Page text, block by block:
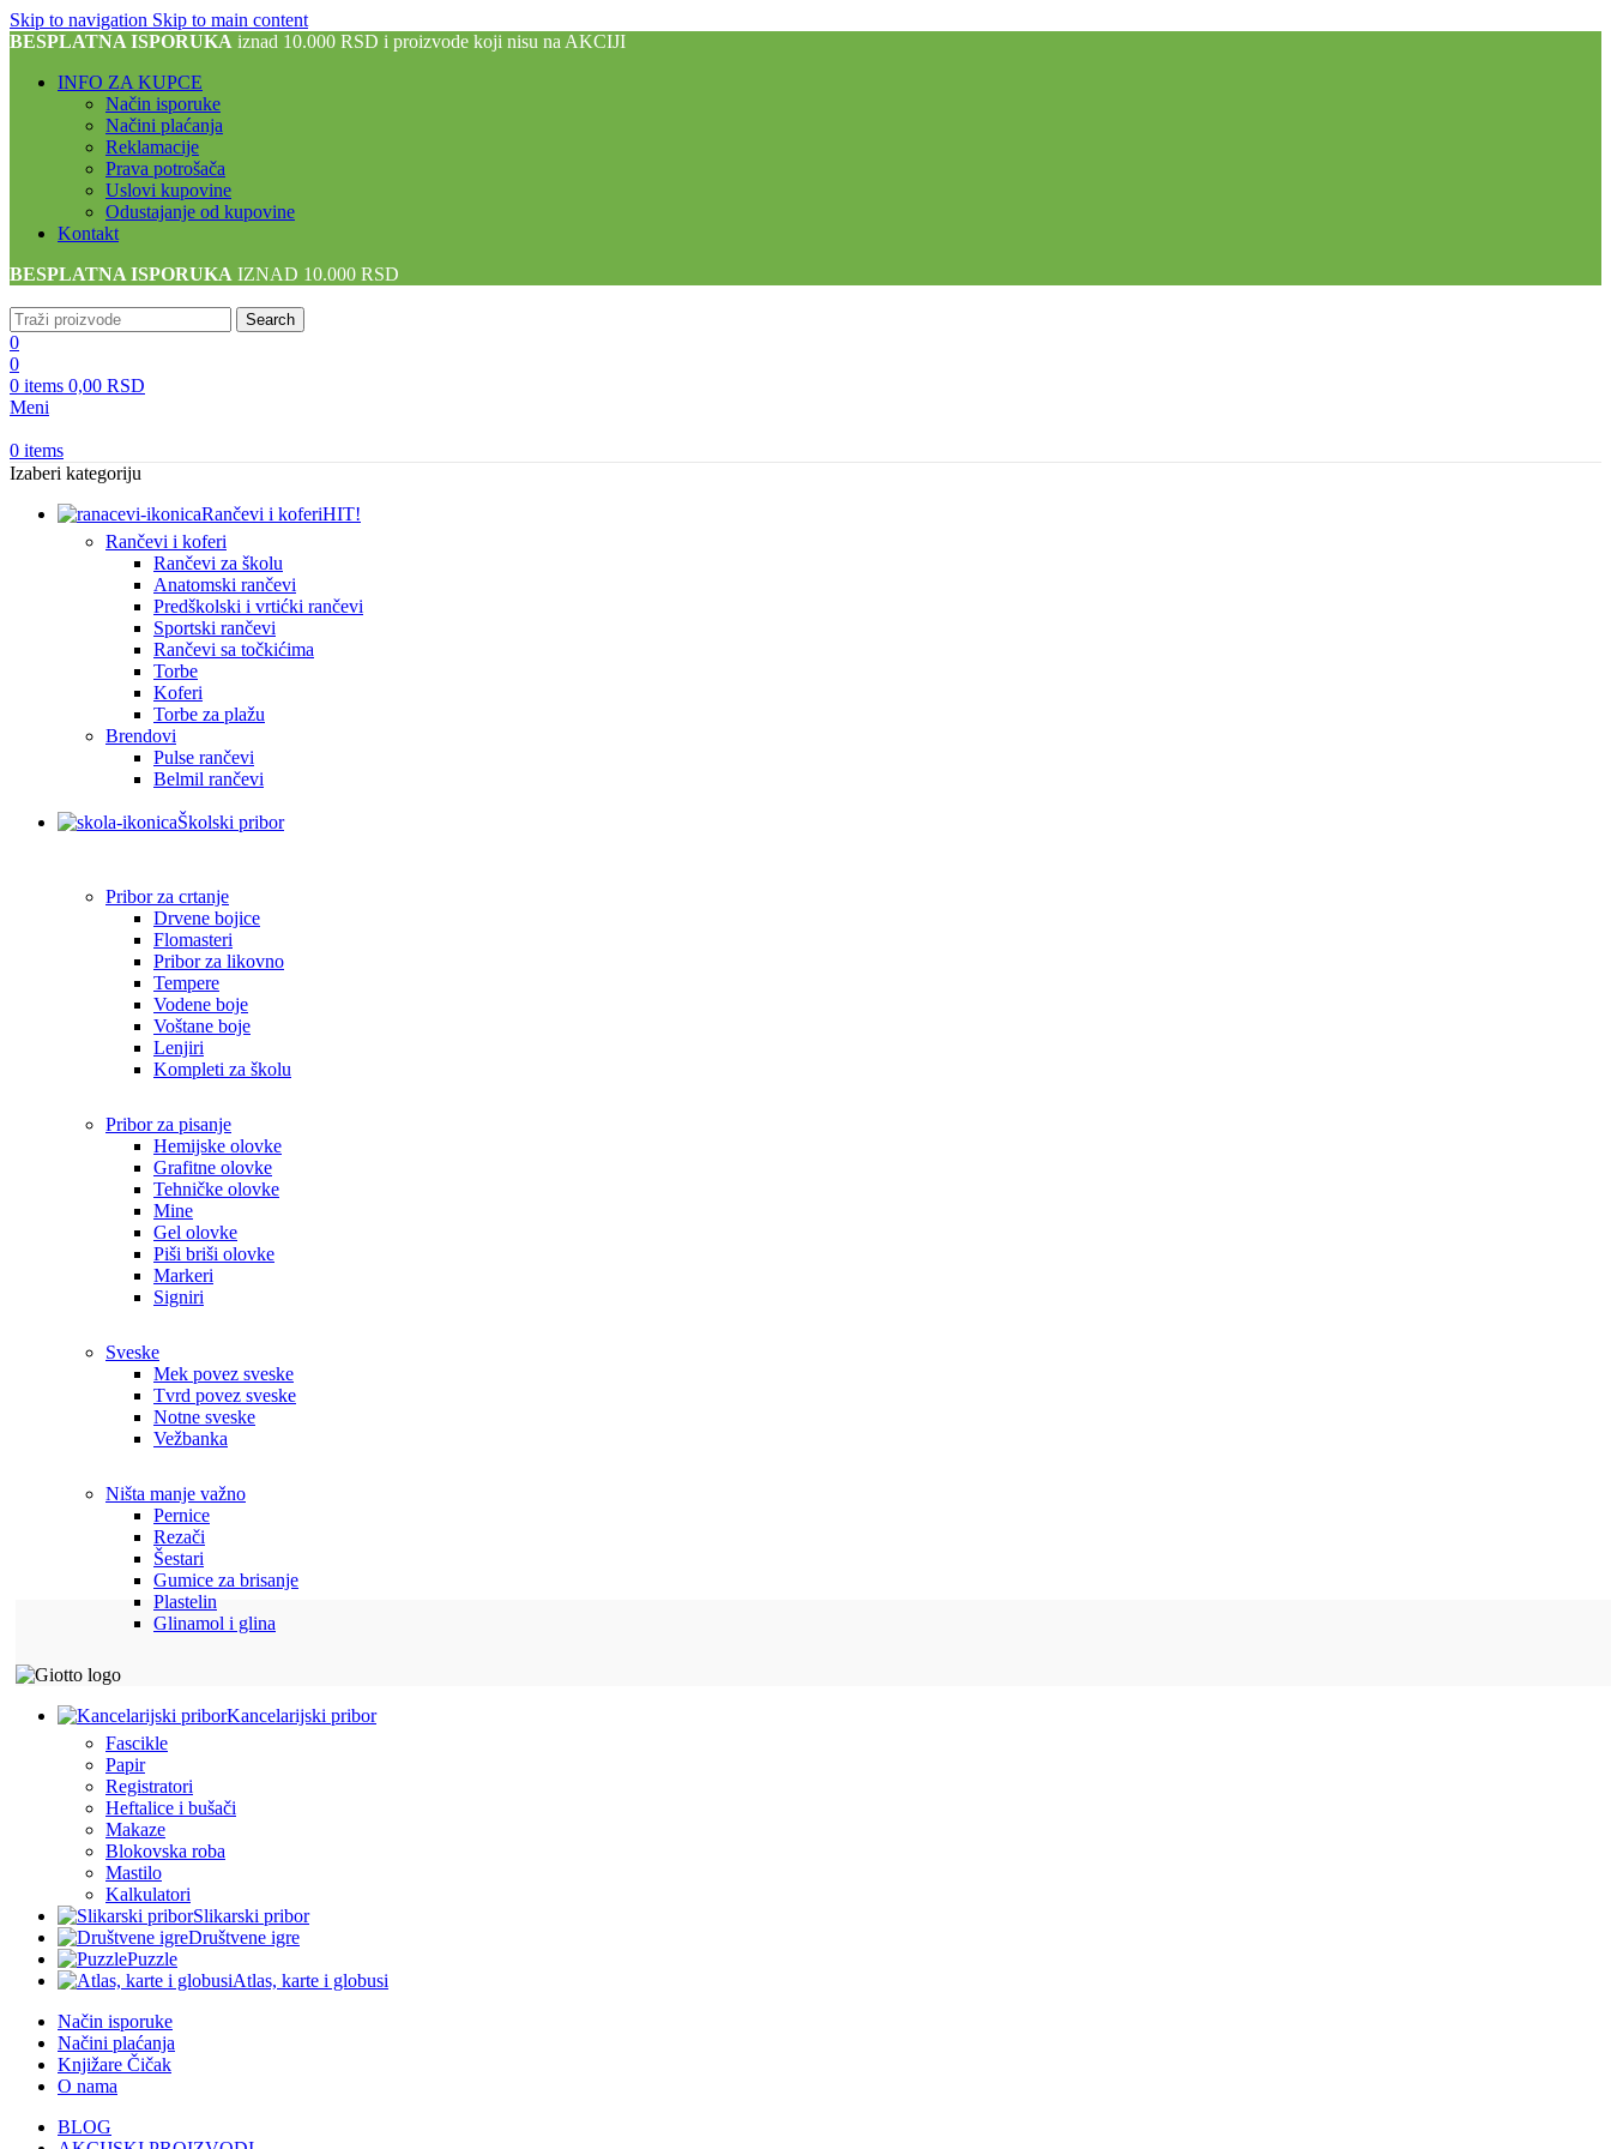
Skip to navigation Skip to main content
BESPLATNA ISPORUKA iznad 10.000 RSD i proizvode koji nisu na AKCIJI
INFO ZA KUPCE
Način isporuke
Načini plaćanja
Reklamacije
Prava potrošača
Uslovi kupovine
Odustajanje od kupovine
Kontakt
BESPLATNA ISPORUKA IZNAD 10.000 RSD
Search
0
0
0 items 0,00 RSD
Meni
0 items
Izaberi kategoriju
Rančevi i koferiHIT!
Rančevi i koferi
Rančevi za školu
Anatomski rančevi
Predškolski i vrtićki rančevi
Sportski rančevi
Rančevi sa točkićima
Torbe
Koferi
Torbe za plažu
Brendovi
Pulse rančevi
Belmil rančevi
Školski pribor
Pribor za crtanje
Drvene bojice
Flomasteri
Pribor za likovno
Tempere
Vodene boje
Voštane boje
Lenjiri
Kompleti za školu
Pribor za pisanje
Hemijske olovke
Grafitne olovke
Tehničke olovke
Mine
Gel olovke
Piši briši olovke
Markeri
Signiri
Sveske
Mek povez sveske
Tvrd povez sveske
Notne sveske
Vežbanka
Ništa manje važno
Pernice
Rezači
Šestari
Gumice za brisanje
Plastelin
Glinamol i glina
Kancelarijski pribor
Fascikle
Papir
Registratori
Heftalice i bušači
Makaze
Blokovska roba
Mastilo
Kalkulatori
Slikarski pribor
Društvene igre
Puzzle
Atlas, karte i globusi
Način isporuke
Načini plaćanja
Knjižare Čičak
O nama
BLOG